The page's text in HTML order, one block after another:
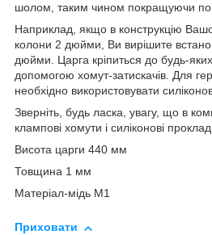
шолом, таким чином покращуючи
Наприклад, якщо в конструкцію
колони 2 дюйми, Ви вирішите
дюйми. Царга кріпиться до будь-
допомогою хомут-затискачів. Для
необхідно використовувати
Зверніть, будь ласка, увагу, що в
клампові хомути і силіконові
Висота царги 440 мм
Товщина 1 мм
Матеріал-мідь М1
Приховати